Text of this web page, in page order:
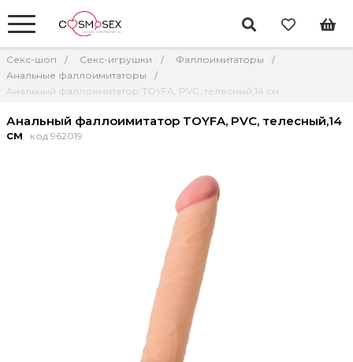
Секс-шоп Секс-игрушки
Фаллоимитаторы
Анальные фаллоимитаторы
Анальный фаллоимитатор TOYFA, PVC, телесный,14 см
Анальный фаллоимитатор TOYFA, PVC, телесный,14
см
код 962019